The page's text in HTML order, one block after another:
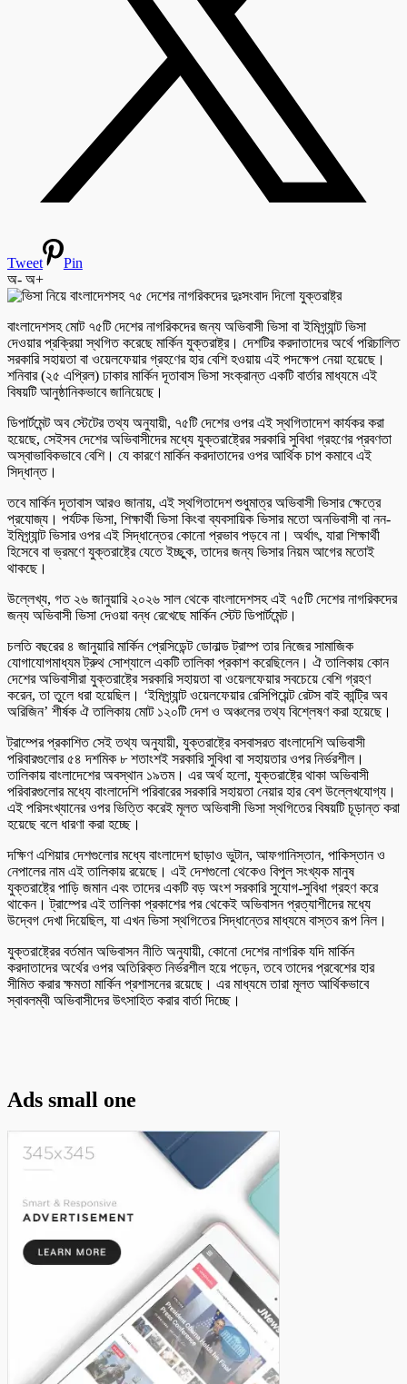
Tweet
Pin
অ- অ+
বাংলাদেশসহ মোট ৭৫টি দেশের নাগরিকদের জন্য অভিবাসী ভিসা বা ইমিগ্র্যান্ট ভিসা
দেওয়ার প্রক্রিয়া স্থগিত করেছে মার্কিন যুক্তরাষ্ট্র। দেশটির করদাতাদের অর্থে পরিচালিত
সরকারি সহায়তা বা ওয়েলফেয়ার গ্রহণের হার বেশি হওয়ায় এই পদক্ষেপ নেয়া হয়েছে।
শনিবার (২৫ এপ্রিল) ঢাকার মার্কিন দূতাবাস ভিসা সংক্রান্ত একটি বার্তার মাধ্যমে এই
বিষয়টি আনুষ্ঠানিকভাবে জানিয়েছে।
ডিপার্টমেন্ট অব স্টেটের তথ্য অনুযায়ী, ৭৫টি দেশের ওপর এই স্থগিতাদেশ কার্যকর করা
হয়েছে, সেইসব দেশের অভিবাসীদের মধ্যে যুক্তরাষ্ট্রের সরকারি সুবিধা গ্রহণের প্রবণতা
অস্বাভাবিকভাবে বেশি। যে কারণে মার্কিন করদাতাদের ওপর আর্থিক চাপ কমাবে এই
সিদ্ধান্ত।
তবে মার্কিন দূতাবাস আরও জানায়, এই স্থগিতাদেশ শুধুমাত্র অভিবাসী ভিসার ক্ষেত্রে
প্রযোজ্য। পর্যটক ভিসা, শিক্ষার্থী ভিসা কিংবা ব্যবসায়িক ভিসার মতো অনভিবাসী বা নন-
ইমিগ্র্যান্ট ভিসার ওপর এই সিদ্ধান্তের কোনো প্রভাব পড়বে না। অর্থাৎ, যারা শিক্ষার্থী
হিসেবে বা ভ্রমণে যুক্তরাষ্ট্রে যেতে ইচ্ছুক, তাদের জন্য ভিসার নিয়ম আগের মতোই
থাকছে।
উল্লেখ্য, গত ২৬ জানুয়ারি ২০২৬ সাল থেকে বাংলাদেশসহ এই ৭৫টি দেশের নাগরিকদের
জন্য অভিবাসী ভিসা দেওয়া বন্ধ রেখেছে মার্কিন স্টেট ডিপার্টমেন্ট।
চলতি বছরের ৪ জানুয়ারি মার্কিন প্রেসিডেন্ট ডোনাল্ড ট্রাম্প তার নিজের সামাজিক
যোগাযোগমাধ্যম ট্রুথ সোশ্যালে একটি তালিকা প্রকাশ করেছিলেন। ঐ তালিকায় কোন
দেশের অভিবাসীরা যুক্তরাষ্ট্রে সরকারি সহায়তা বা ওয়েলফেয়ার সবচেয়ে বেশি গ্রহণ
করেন, তা তুলে ধরা হয়েছিল। ‘ইমিগ্র্যান্ট ওয়েলফেয়ার রেসিপিয়েন্ট রেটস বাই কান্ট্রি অব
অরিজিন’ শীর্ষক ঐ তালিকায় মোট ১২০টি দেশ ও অঞ্চলের তথ্য বিশ্লেষণ করা হয়েছে।
ট্রাম্পের প্রকাশিত সেই তথ্য অনুযায়ী, যুক্তরাষ্ট্রে বসবাসরত বাংলাদেশি অভিবাসী
পরিবারগুলোর ৫৪ দশমিক ৮ শতাংশই সরকারি সুবিধা বা সহায়তার ওপর নির্ভরশীল।
তালিকায় বাংলাদেশের অবস্থান ১৯তম। এর অর্থ হলো, যুক্তরাষ্ট্রে থাকা অভিবাসী
পরিবারগুলোর মধ্যে বাংলাদেশি পরিবারের সরকারি সহায়তা নেয়ার হার বেশ উল্লেখযোগ্য।
এই পরিসংখ্যানের ওপর ভিত্তি করেই মূলত অভিবাসী ভিসা স্থগিতের বিষয়টি চূড়ান্ত করা
হয়েছে বলে ধারণা করা হচ্ছে।
দক্ষিণ এশিয়ার দেশগুলোর মধ্যে বাংলাদেশ ছাড়াও ভুটান, আফগানিস্তান, পাকিস্তান ও
নেপালের নাম এই তালিকায় রয়েছে। এই দেশগুলো থেকেও বিপুল সংখ্যক মানুষ
যুক্তরাষ্ট্রে পাড়ি জমান এবং তাদের একটি বড় অংশ সরকারি সুযোগ-সুবিধা গ্রহণ করে
থাকেন। ট্রাম্পের এই তালিকা প্রকাশের পর থেকেই অভিবাসন প্রত্যাশীদের মধ্যে
উদ্বেগ দেখা দিয়েছিল, যা এখন ভিসা স্থগিতের সিদ্ধান্তের মাধ্যমে বাস্তব রূপ নিল।
যুক্তরাষ্ট্রের বর্তমান অভিবাসন নীতি অনুযায়ী, কোনো দেশের নাগরিক যদি মার্কিন
করদাতাদের অর্থের ওপর অতিরিক্ত নির্ভরশীল হয়ে পড়েন, তবে তাদের প্রবেশের হার
সীমিত করার ক্ষমতা মার্কিন প্রশাসনের রয়েছে। এর মাধ্যমে তারা মূলত আর্থিকভাবে
স্বাবলম্বী অভিবাসীদের উৎসাহিত করার বার্তা দিচ্ছে।
Ads small one